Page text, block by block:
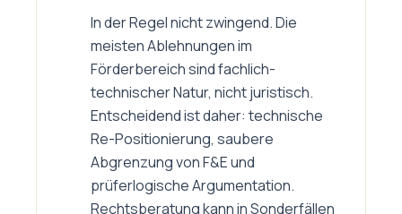
In der Regel nicht zwingend. Die
meisten Ablehnungen im
Förderbereich sind fachlich-
technischer Natur, nicht juristisch.
Entscheidend ist daher: technische
Re-Positionierung, saubere
Abgrenzung von F&E und
prüferlogische Argumentation.
Rechtsberatung kann in Sonderfällen